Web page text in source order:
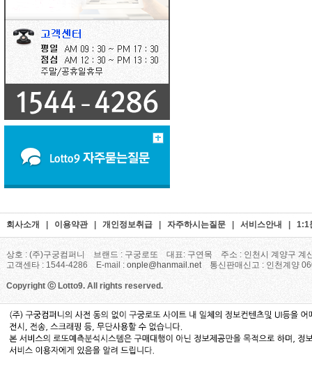
회사소개 이용약관| 개인정보취급 자주하시는질문 서비스안내 1:1
상호 : (주)구궁컴퍼니 브랜드 : 구궁로또 대표: 구연목 주소 : 인천시 계양구 계
고객센타 : 1544-4286 E-mail : onple@hanmail.net통신판매신고 : 인천계양
Copyright ⓒ Lotto9. All rights reserved.